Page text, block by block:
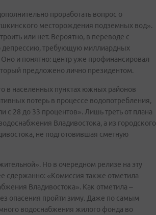
проработать вопрос о
месторождения подземных вод».
или нет. Вероятно, в переводе с
депрессию, требующую миллиардных
и понятно: центр уже профинансировал
предложено лично президентом.
в населенных пунктах южных районов
потерь в процессе водопотребления,
28 до 33 процентов». Лишь треть от плана
Владивостока, а из городского
не подготовившая сметную
Но в очередном релизе на эту
сдержанно: «Комиссия также отметила
Владивостока». Как отметила –
опасения пройти зиму. Даже по самым
водоснабжения жилого фонда во